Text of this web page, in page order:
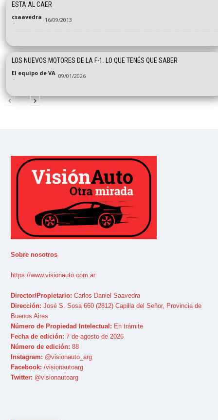
ESTA AL CAER
csaavedra
- 16/09/2013
LOS NUEVOS MOTORES DE LA F-1. LO QUE TENÉS QUE SABER
El equipo de VA
- 09/01/2026
Sobre nosotros
https://www.visionauto.com.ar
Director/Propietario: Carlos Daniel Saavedra
Dirección: José S. Sosa 660 (2812) Capilla del Señor, Provincia de
Buenos Aires
Número de Propiedad Intelectual: En trámite
Fecha de edición: 7 de agosto de 2026
Número de edición: 88
Instagram: @visionauto_arg
Facebook: /visionautoarg
Twitter: @visionautoarg